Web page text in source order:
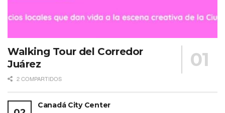
Walking Tour del Corredor
Juárez
2 COMPARTIDOS
Canadá City Center